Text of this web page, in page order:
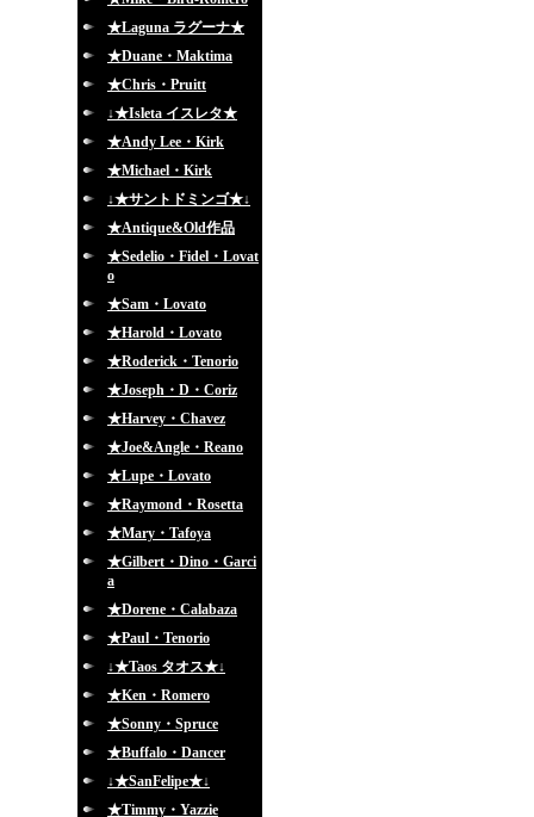
★Laguna ラグーナ★
★Duane・Maktima
★Chris・Pruitt
↓★Isleta イスレタ★
★Andy Lee・Kirk
★Michael・Kirk
↓★サントドミンゴ★↓
★Antique&Old作品
★Sedelio・Fidel・Lovat
o
★Sam・Lovato
★Harold・Lovato
★Roderick・Tenorio
★Joseph・D・Coriz
★Harvey・Chavez
★Joe&Angle・Reano
★Lupe・Lovato
★Raymond・Rosetta
★Mary・Tafoya
★Gilbert・Dino・Garci
a
★Dorene・Calabaza
★Paul・Tenorio
↓★Taos タオス★↓
★Ken・Romero
★Sonny・Spruce
★Buffalo・Dancer
↓★SanFelipe★↓
★Timmy・Yazzie